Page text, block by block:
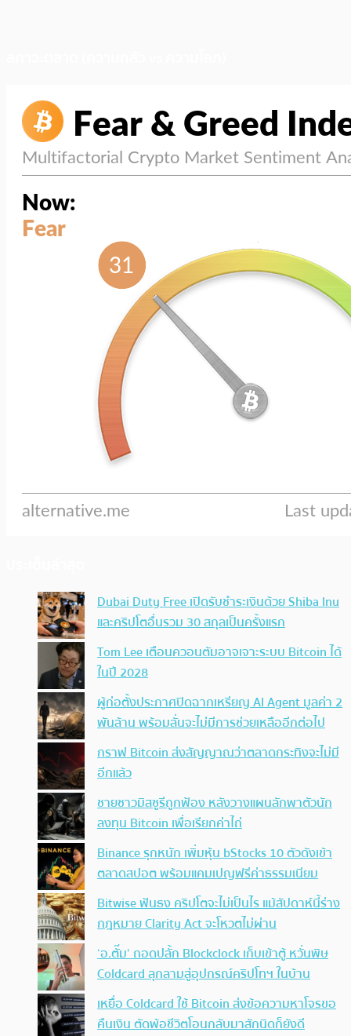
Dubai Duty Free เปิดรับชำระเงินด้วย Shiba Inu
และคริปโตอื่นรวม 30 สกุลเป็นครั้งแรก
Tom Lee เตือนควอนตัมอาจเจาะระบบ Bitcoin ได้
ในปี 2028
ผู้ก่อตั้งประกาศปิดฉากเหรียญ AI Agent มูลค่า 2
พันล้าน พร้อมลั่นจะไม่มีการช่วยเหลืออีกต่อไป
กราฟ Bitcoin ส่งสัญญาณว่าตลาดกระทิงจะไม่มี
อีกแล้ว
ชายชาวมิสซูรีถูกฟ้อง หลังวางแผนลักพาตัวนัก
ลงทุน Bitcoin เพื่อเรียกค่าไถ่
Binance รุกหนัก เพิ่มหุ้น bStocks 10 ตัวดังเข้า
ตลาดสปอต พร้อมแคมเปญฟรีค่าธรรมเนียม
Bitwise ฟันธง คริปโตจะไม่เป็นไร แม้สัปดาห์นี้ร่าง
กฎหมาย Clarity Act จะโหวตไม่ผ่าน
‘อ.ตั๊ม’ ถอดปลั้ก Blockclock เก็บเข้าตู้ หวั่นพิษ
Coldcard ลุกลามสู่อุปกรณ์คริปโทฯ ในบ้าน
เหยื่อ Coldcard ใช้ Bitcoin ส่งข้อความหาโจรขอ
คืนเงิน ตัดพ้อชีวิตโอนกลับมาสักนิดก็ยังดี